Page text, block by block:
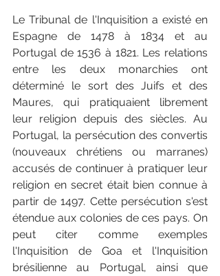
Le Tribunal de l'Inquisition a existé en
Espagne de 1478 à 1834 et au
Portugal de 1536 à 1821. Les relations
entre les deux monarchies ont
déterminé le sort des Juifs et des
Maures, qui pratiquaient librement
leur religion depuis des siècles. Au
Portugal, la persécution des convertis
(nouveaux chrétiens ou marranes)
accusés de continuer à pratiquer leur
religion en secret était bien connue à
partir de 1497. Cette persécution s'est
étendue aux colonies de ces pays. On
peut citer comme exemples
l'Inquisition de Goa et l'Inquisition
brésilienne au Portugal, ainsi que